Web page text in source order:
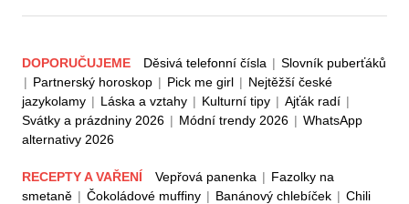
DOPORUČUJEME Děsivá telefonní čísla | Slovník puberťáků
| Partnerský horoskop | Pick me girl | Nejtěžší české
jazykolamy | Láska a vztahy | Kulturní tipy | Ajťák radí |
Svátky a prázdniny 2026 | Módní trendy 2026 | WhatsApp
alternativy 2026
RECEPTY A VAŘENÍ Vepřová panenka | Fazolky na
smetaně | Čokoládové muffiny | Banánový chlebíček | Chili